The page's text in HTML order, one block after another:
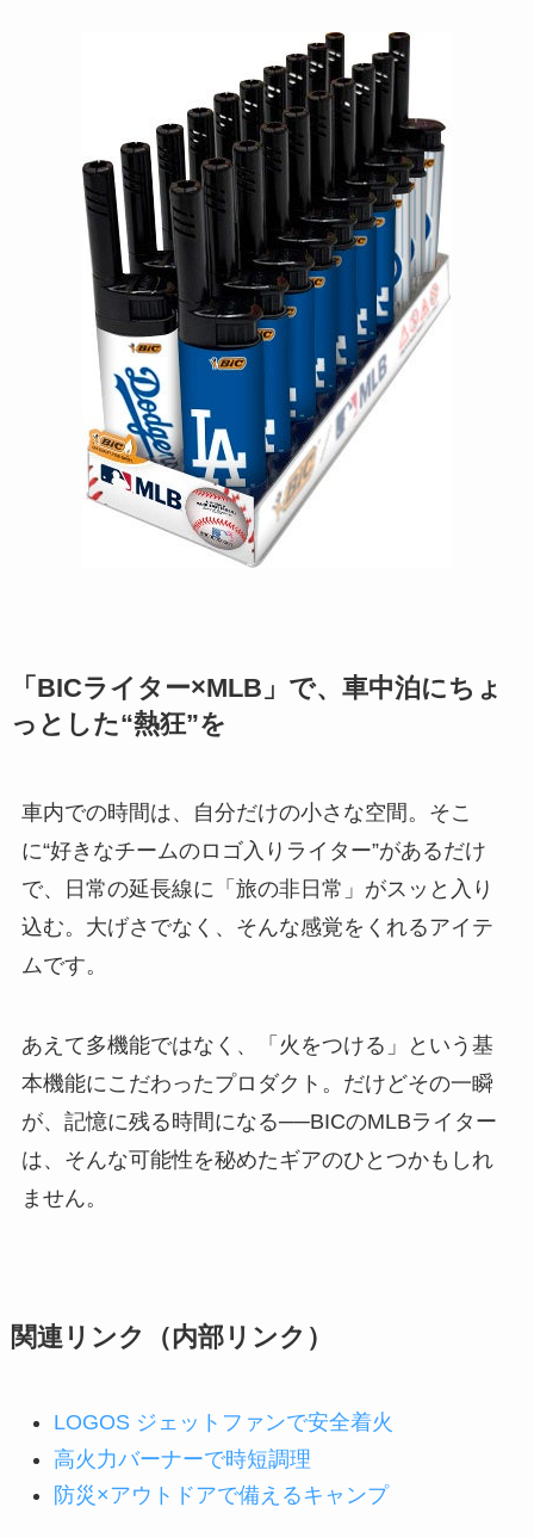
「BICライター×MLB」で、車中泊にちょ
っとした“熱狂”を
車内での時間は、自分だけの小さな空間。そこ
に“好きなチームのロゴ入りライター”があるだけ
で、日常の延長線に「旅の非日常」がスッと入り
込む。大げさでなく、そんな感覚をくれるアイテ
ムです。
あえて多機能ではなく、「火をつける」という基
本機能にこだわったプロダクト。だけどその一瞬
が、記憶に残る時間になる──BICのMLBライター
は、そんな可能性を秘めたギアのひとつかもしれ
ません。
関連リンク（内部リンク）
LOGOS ジェットファンで安全着火
高火力バーナーで時短調理
防災×アウトドアで備えるキャンプ